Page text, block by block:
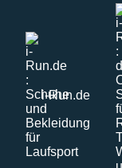
i-Run.de